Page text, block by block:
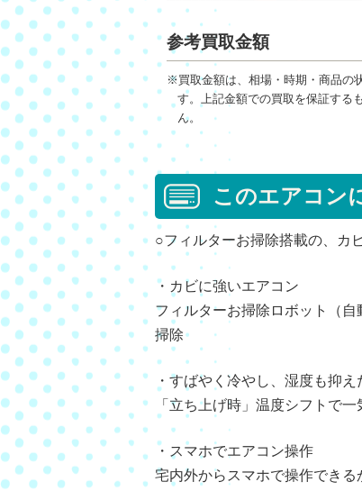
参考買取金額
※買取金額は、相場・時期・商品の
す。上記金額での買取を保証する
ん。
このエアコン
○フィルターお掃除搭載の、カ
・カビに強いエアコン
フィルターお掃除ロボット（
掃除
・すばやく冷やし、湿度も抑
「立ち上げ時」温度シフトで
・スマホでエアコン操作
宅内外からスマホで操作できる